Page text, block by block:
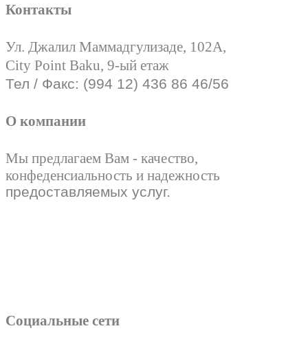
Контакты
Ул. Джалил Маммадгулизаде, 102А,
City Point Baku, 9-ый етаж
Тел / Факс: (994 12) 436 86 46/56
О компании
Мы предлагаем Вам - качество,
конфеденсиальность и надежность
предоставляемых услуг.
Социальные сети